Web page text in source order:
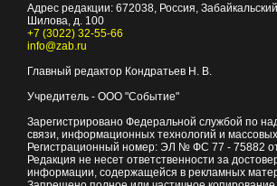
Адрес редакции: 672038 , Россия,
Шилова, д. 100
+7 (3022) 32-55-66
info@zab.ru
Главный редактор Кондратьев Н. В.
Учредитель - ООО "Событие"
Зарегистрировано Федеральной службой по
связи, информационных технологий и
Регистрационный номер: ЭЛ № ФС 77 - 75882
Редакция не несет ответственности за
информации, содержащейся в рекламных